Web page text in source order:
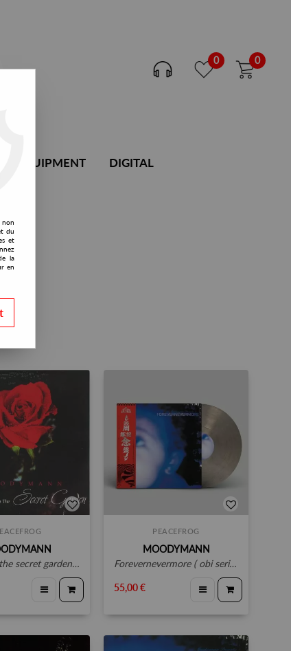
0 0
DJ EQUIPMENT DIGITAL
garden - obi edition
PEACEFROG
MOODYMANN
forevernevermore ( obi series )
55,00 €
non
du
et
la
en